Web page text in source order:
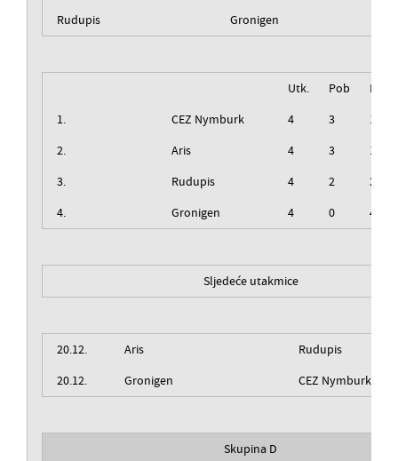
Rudupis
Gronigen
Utk. Pob
Izg
1.
CEZ Nymburk 4 3
1
2.
Aris 4 3
1
3.
Rudupis 4 2
2
4.
Gronigen 4 0 4
Sljedeće utakmice
20.12. Aris
Rudupis
20.12.
Gronigen CEZ Nymburk
Skupina D